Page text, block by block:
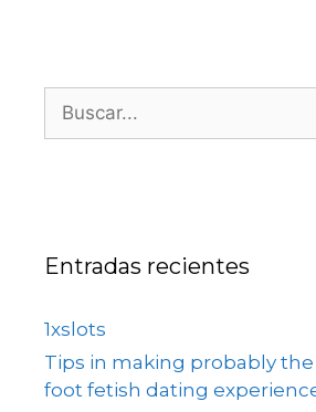
Entradas recientes
1xslots
Tips in making probably the
foot fetish dating